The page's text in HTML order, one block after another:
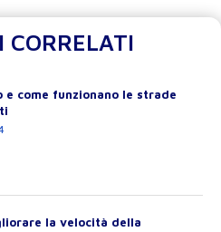
CORRELATI
e come funzionano le strade
la velocità della